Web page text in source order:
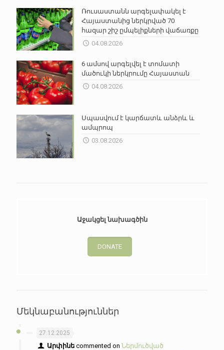
Ռուսաստանն արգելափակել է
Հայաստանից ներկրված 70
հազար շիշ ըմպելիքների վաճառքը
04.08.2026
6 ամսով արգելվել է տոմատի
մածուկի ներկրումը Հայաստան
04.08.2026
Սպասվում է կարճատև անձրև և
ամպրոպ
03.08.2026
Աջակցել նախագծին
DONATE
Մեկնաբանություններ
27.12.2025
Արփինե commented onՆերմուծված